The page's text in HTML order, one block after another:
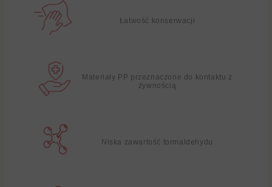
Łatwość konserwacji
Materiały PP przeznaczone do kontaktu z
żywnością
Niska zawartość formaldehydu